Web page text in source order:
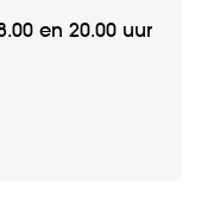
en 20.00 uur